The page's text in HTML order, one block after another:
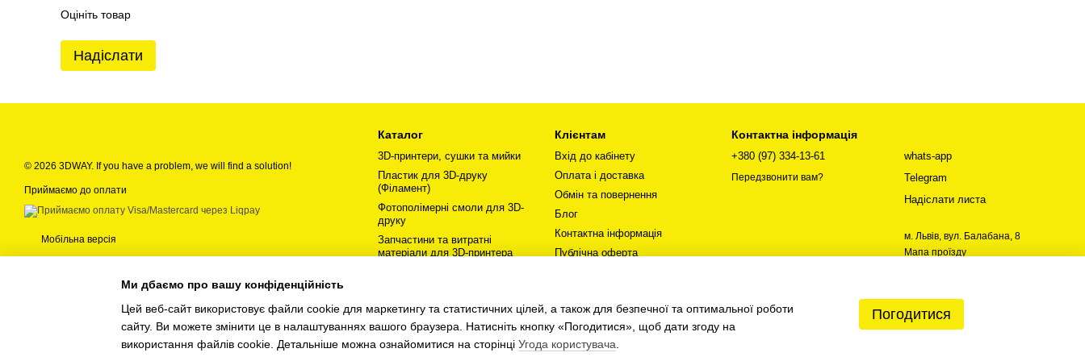
Оцініть товар
Надіслати
© 2026 3DWAY. If you have a problem, we will find a solution!
Приймаємо до оплати
Мобільна версія
Каталог
3D-принтери, сушки та мийки
Пластик для 3D-друку
(Філамент)
Фотополімерні смоли для 3D-
друку
Запчастини та витратні
матеріали для 3D-принтера
Про нас
Клієнтам
Вхід до кабінету
Оплата і доставка
Обмін та повернення
Блог
Контактна інформація
Публічна оферта
Контактна інформація
+380 (97) 334-13-61
Передзвонити вам?
whats-app
Telegram
Надіслати листа
м. Львів, вул. Балабана, 8
Мапа проїзду
Ми дбаємо про вашу конфіденційність
Цей веб-сайт використовує файли cookie для маркетингу та статистичних цілей, а також для безпечної та оптимальної роботи
сайту. Ви можете змінити це в налаштуваннях вашого браузера. Натисніть кнопку «Погодитися», щоб дати згоду на
використання файлів cookie. Детальніше можна ознайомитися на сторінці Угода користувача
Погодитися